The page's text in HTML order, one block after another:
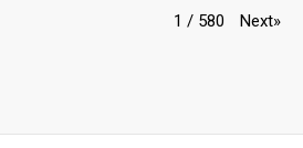
1 / 580 Next»